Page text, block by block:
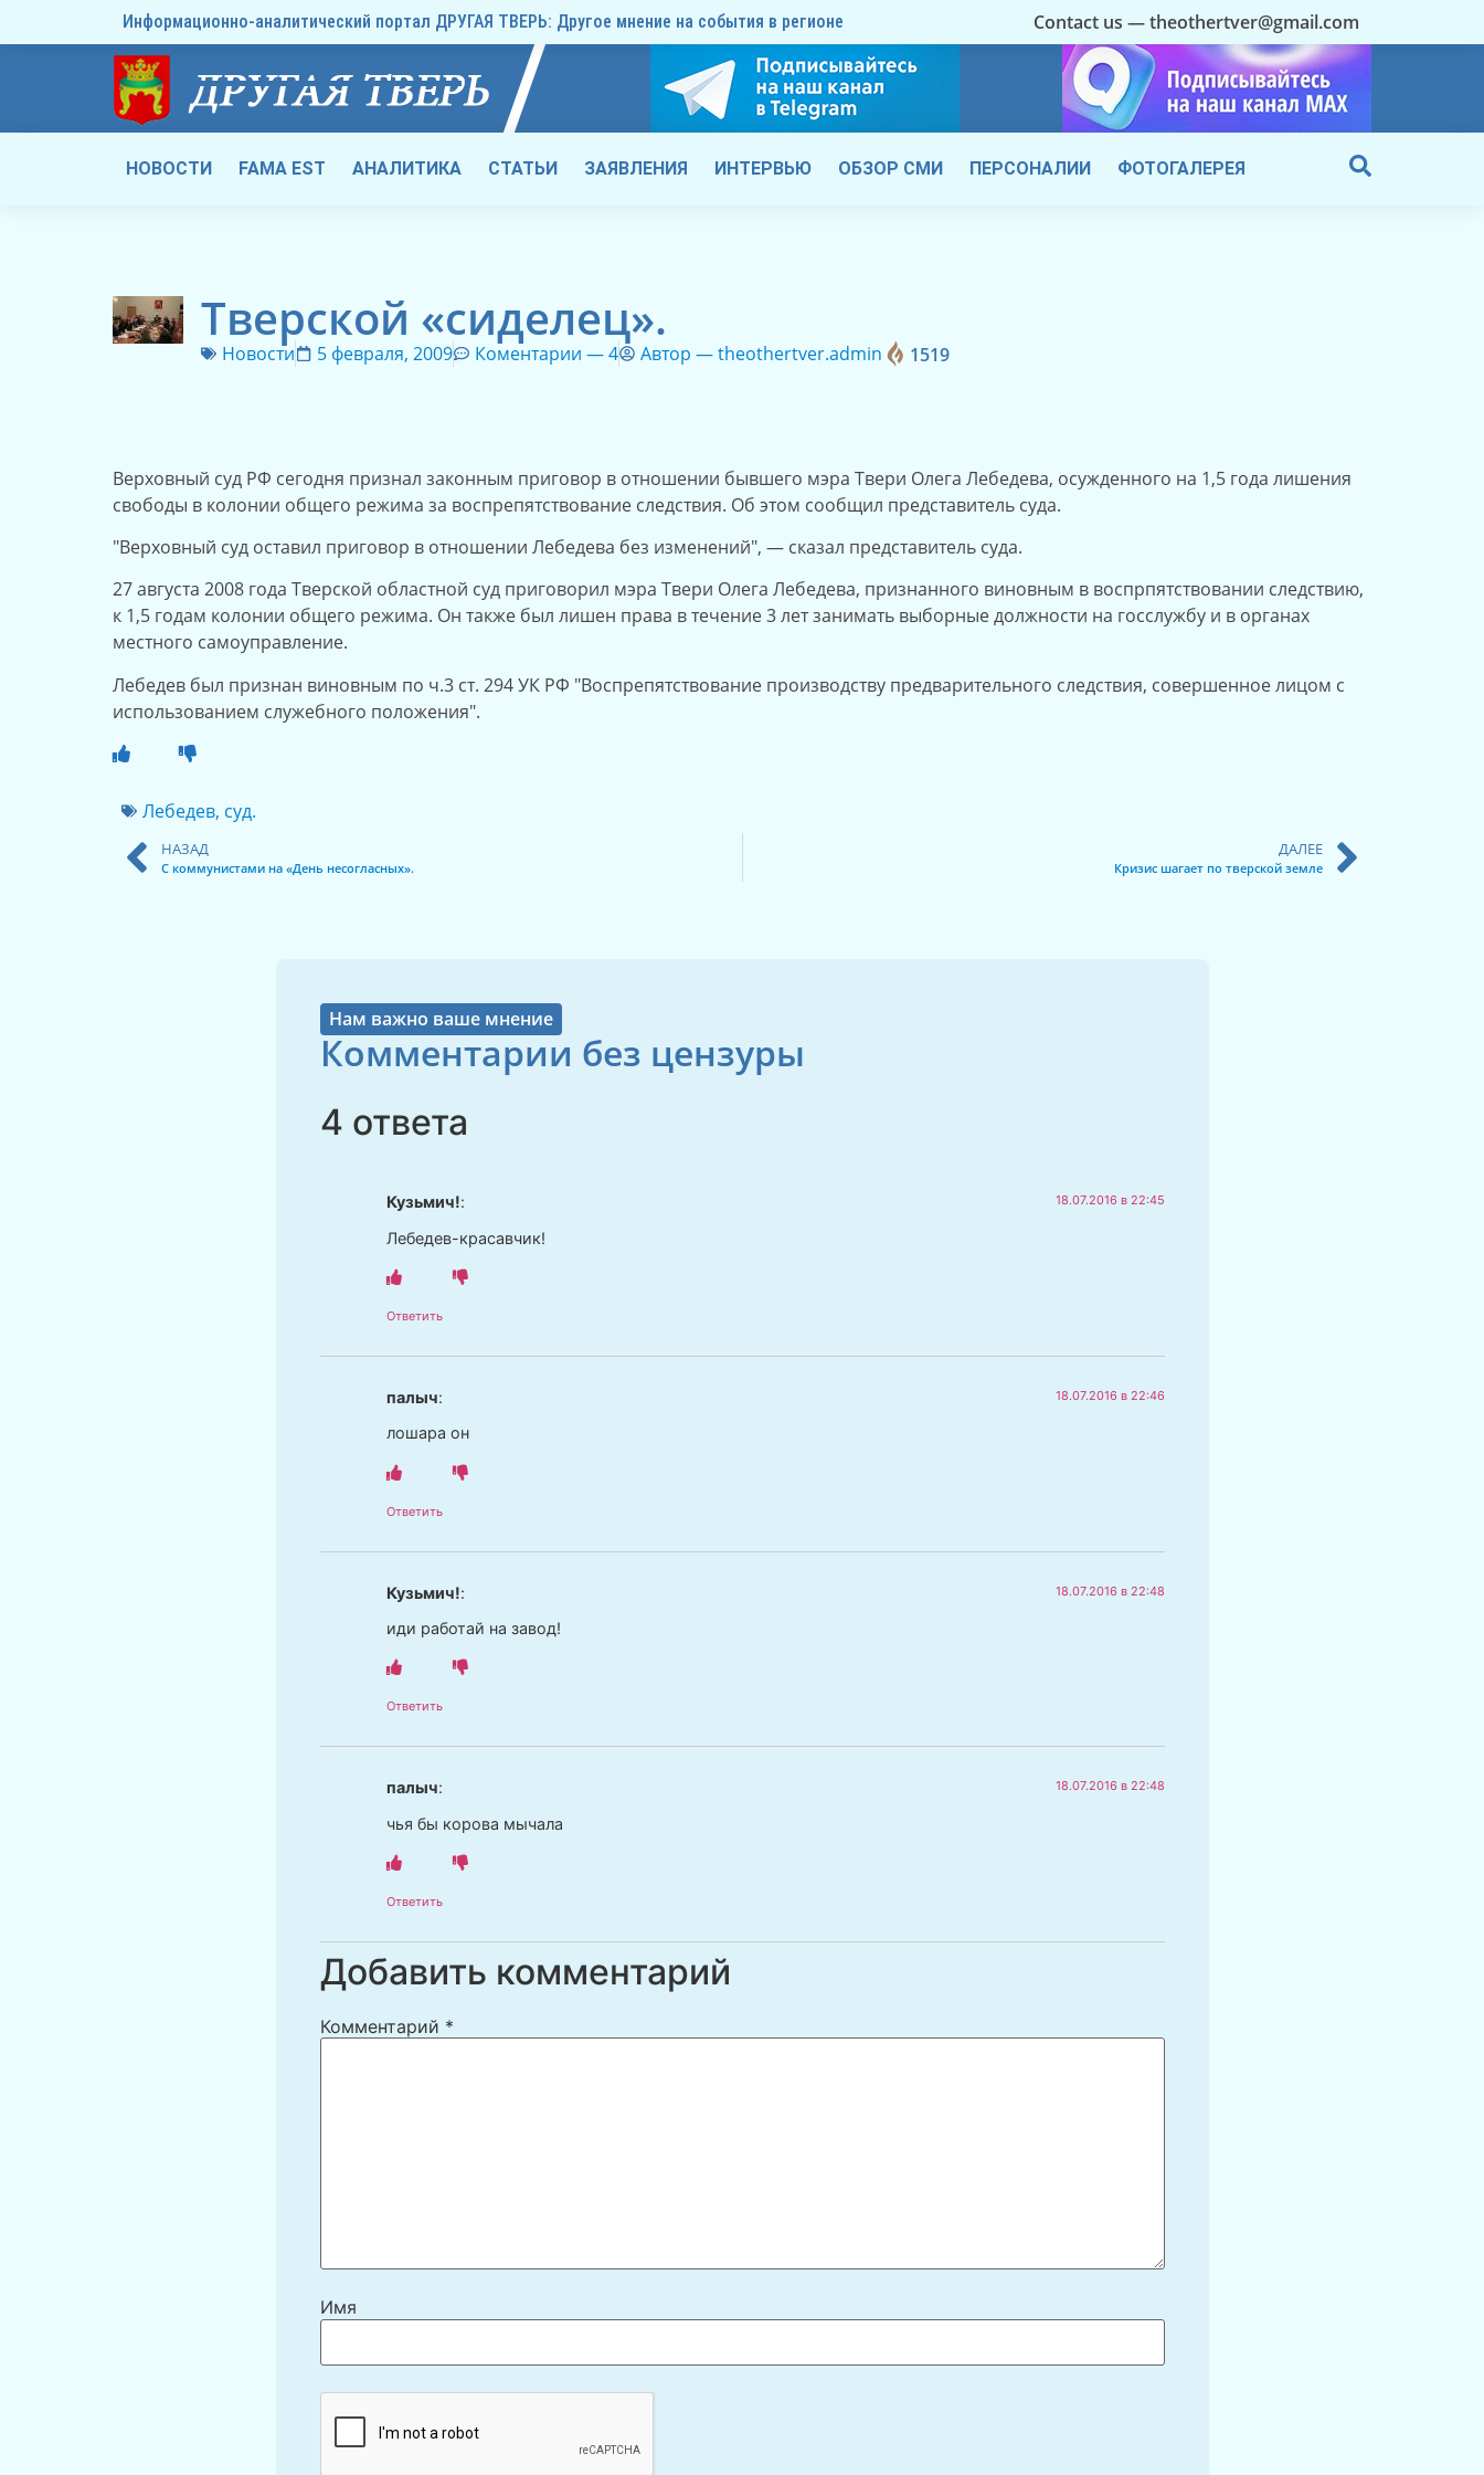
Информационно-аналитический портал ДРУГАЯ ТВЕРЬ: Другое мнение на события в регионе Contact us — theothertver@gmail.com
НОВОСТИ FAMA EST АНАЛИТИКА СТАТЬИ ЗАЯВЛЕНИЯ ИНТЕРВЬЮ ОБЗОР СМИ ПЕРСОНАЛИИ ФОТОГАЛЕРЕЯ
Тверской «сиделец».
Новости 5 февраля, 2009 Коментарии —4 Автор —theothertver.admin 1519
Верховный суд РФ сегодня признал законным приговор в отношении бывшего мэра Твери Олега Лебедева, осужденного на 1,5 года лишения
свободы в колонии общего режима за воспрепятствование следствия. Об этом сообщил представитель суда.
"Верховный суд оставил приговор в отношении Лебедева без изменений", — сказал представитель суда.
27 августа 2008 года Тверской областной суд приговорил мэра Твери Олега Лебедева, признанного виновным в воспрпятствовании следствию,
к 1,5 годам колонии общего режима. Он также был лишен права в течение 3 лет занимать выборные должности на госслужбу и в органах
местного самоуправление.
Лебедев был признан виновным по ч.3 ст. 294 УК РФ "Воспрепятствование производству предварительного следствия, совершенное лицом с
использованием служебного положения".
Лебедев, суд.
НАЗАД
С коммунистами на «День несогласных».
ДАЛЕЕ
Кризис шагает по тверской земле
Нам важно ваше мнение
Комментарии без цензуры
4 ответа
Кузьмич!: 18.07.2016 в 22:45
Лебедев-красавчик!
Ответить
палыч: 18.07.2016 в 22:46
лошара он
Ответить
Кузьмич!: 18.07.2016 в 22:48
иди работай на завод!
Ответить
палыч: 18.07.2016 в 22:48
чья бы корова мычала
Ответить
Добавить комментарий
Комментарий *
Имя